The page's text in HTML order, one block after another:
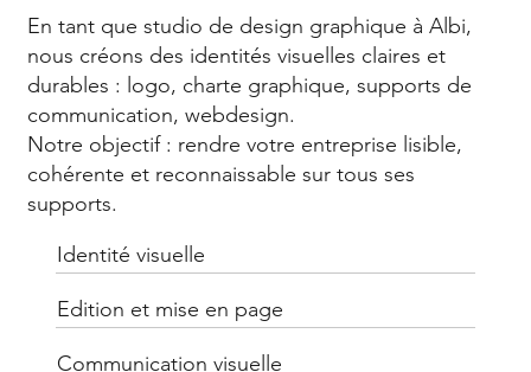
En tant que studio de design graphique à Albi,
nous créons des identités visuelles claires et
durables : logo, charte graphique, supports de
communication, webdesign.
Notre objectif : rendre votre entreprise lisible,
cohérente et reconnaissable sur tous ses
supports.
Identité visuelle
Edition et mise en page
Communication visuelle